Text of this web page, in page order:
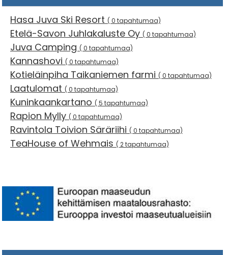
Hasa Juva Ski Resort ( 0 tapahtumaa)
Etelä-Savon Juhlakaluste Oy ( 0 tapahtumaa)
Juva Camping ( 0 tapahtumaa)
Kannashovi ( 0 tapahtumaa)
Kotieläinpiha Taikaniemen farmi ( 0 tapahtumaa)
Laatulomat ( 0 tapahtumaa)
Kuninkaankartano ( 5 tapahtumaa)
Rapion Mylly ( 0 tapahtumaa)
Ravintola Toivion Säräriihi ( 0 tapahtumaa)
TeaHouse of Wehmais ( 2 tapahtumaa)